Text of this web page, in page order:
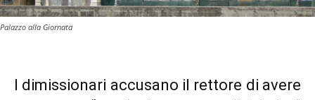
Palazzo alla Giornata
I dimissionari accusano il rettore di avere